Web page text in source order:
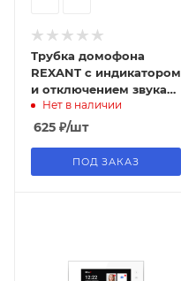
Трубка домофона
REXANT с индикатором
и отключением звука
RX-347
Нет в наличии
625 ₽/шт
ПОД ЗАКАЗ